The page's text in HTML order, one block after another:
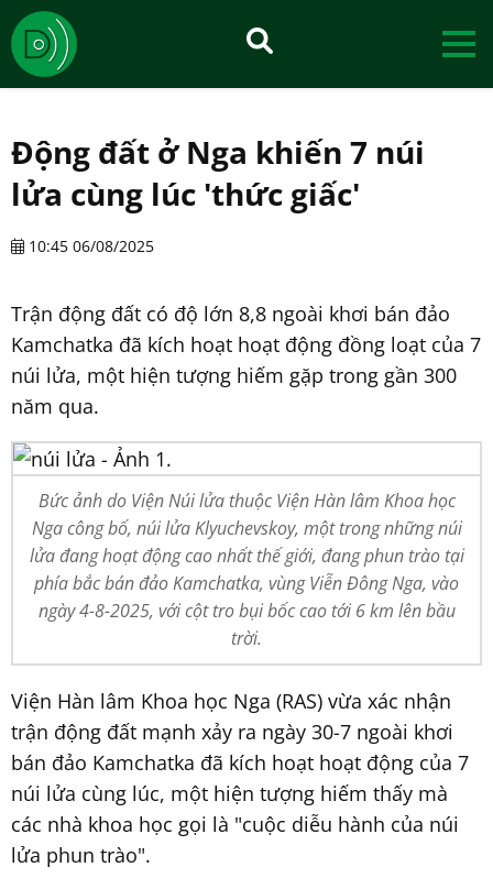
Động đất ở Nga khiến 7 núi
lửa cùng lúc 'thức giấc'
10:45 06/08/2025
Trận động đất có độ lớn 8,8 ngoài khơi bán đảo
Kamchatka đã kích hoạt hoạt động đồng loạt của 7
núi lửa, một hiện tượng hiếm gặp trong gần 300
năm qua.
Bức ảnh do Viện Núi lửa thuộc Viện Hàn lâm Khoa học
Nga công bố, núi lửa Klyuchevskoy, một trong những núi
lửa đang hoạt động cao nhất thế giới, đang phun trào tại
phía bắc bán đảo Kamchatka, vùng Viễn Đông Nga, vào
ngày 4-8-2025, với cột tro bụi bốc cao tới 6 km lên bầu
trời.
Viện Hàn lâm Khoa học Nga (RAS) vừa xác nhận
trận động đất mạnh xảy ra ngày 30-7 ngoài khơi
bán đảo Kamchatka đã kích hoạt hoạt động của 7
núi lửa cùng lúc, một hiện tượng hiếm thấy mà
các nhà khoa học gọi là "cuộc diễu hành của núi
lửa phun trào".